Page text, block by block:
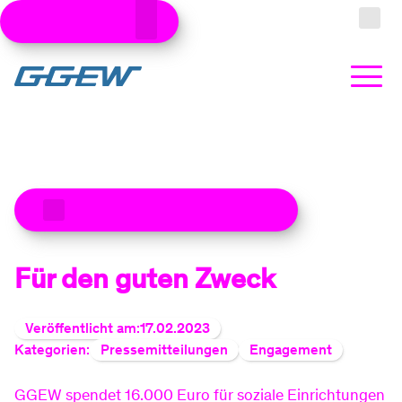
Kundenbereiche
Suche
Produkte
Stromtarife
Ökostrom
Dynamische Stromtarife
Gas
Produkte
Erdgastarife
Grundversorgung Gas
Wärmepumpe kaufen
Für den guten Zweck
Veröffentlicht am:17.02.2023
Kategorien:
Pressemitteilungen Engagement
GGEW spendet 16.000 Euro für soziale Einrichtungen